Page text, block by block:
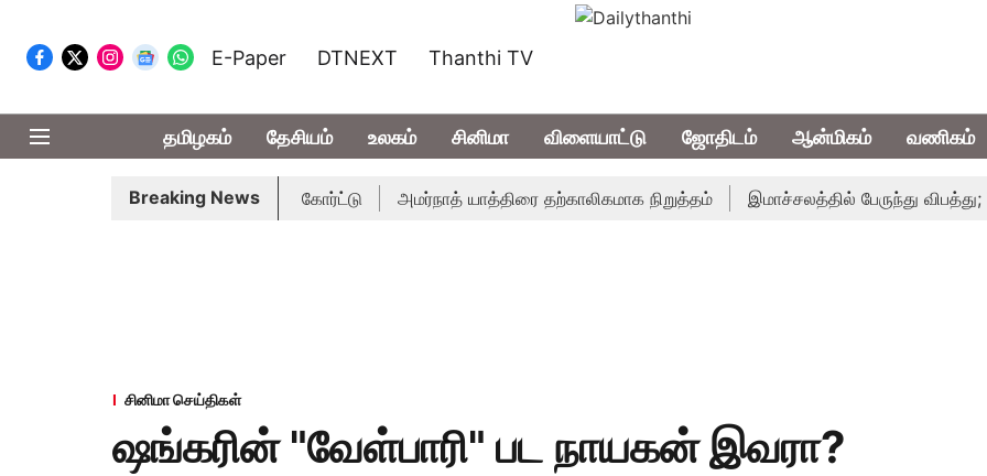
E-Paper DTNEXT Thanthi TV
தமிழகம் தேசியம் உலகம் சினிமா விளையாட்டு ஜோதிடம் ஆன்மிகம் வணிகம்
Breaking News
14-ம் தேதி விசாரணை - சுப்ரீம் கோர்ட்டு அமர்நாத் யாத்திரை தற்காலிகமாக நிறுத்தம் இமாச்சலத்தில் பேருந்து விபத்து; 7
சினிமா செய்திகள்
ஷங்கரின் "வேள்பாரி" பட நாயகன் இவரா?